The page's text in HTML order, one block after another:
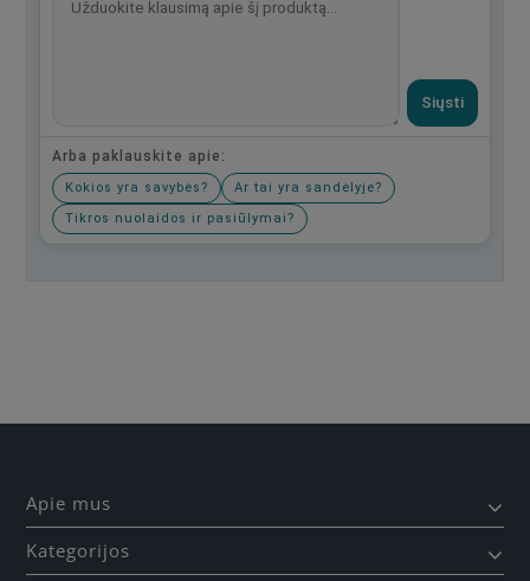
Siųsti
Arba paklauskite apie:
Kokios yra savybės?
Ar tai yra sandėlyje?
Tikros nuolaidos ir pasiūlymai?
Apie mus
Kategorijos